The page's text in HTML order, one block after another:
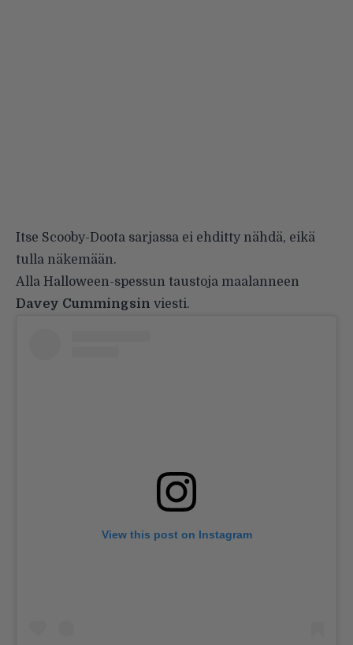
Itse Scooby-Doota sarjassa ei ehditty nähdä, eikä
tulla näkemään.
Alla Halloween-spessun taustoja maalanneen
Davey Cummingsin viesti.
View this post on Instagram